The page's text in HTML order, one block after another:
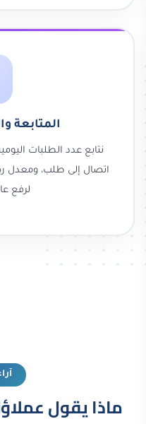
المتابعة
نتابع عدد الطلبات
اتصال إلى طلب، ومعدل
لرفع
ماذا يقول